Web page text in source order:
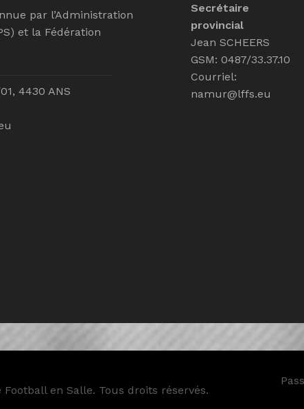
par l’Administration
et la Fédération
4430 ANS
Secrétaire
provincial
Jean SCHEERS
GSM: 0487/33.37.10
Courriel:
namur@lffs.eu
en Salle. Tous droits réservés.